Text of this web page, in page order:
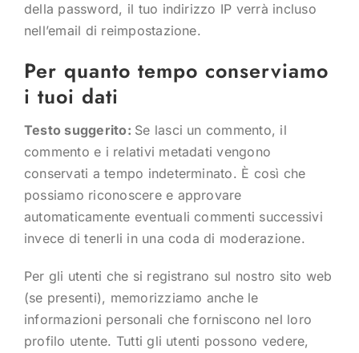
della password, il tuo indirizzo IP verrà incluso
nell’email di reimpostazione.
Per quanto tempo conserviamo
i tuoi dati
Testo suggerito: Se lasci un commento, il
commento e i relativi metadati vengono
conservati a tempo indeterminato. È così che
possiamo riconoscere e approvare
automaticamente eventuali commenti successivi
invece di tenerli in una coda di moderazione.
Per gli utenti che si registrano sul nostro sito web
(se presenti), memorizziamo anche le
informazioni personali che forniscono nel loro
profilo utente. Tutti gli utenti possono vedere,